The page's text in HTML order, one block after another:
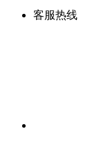
客服热线